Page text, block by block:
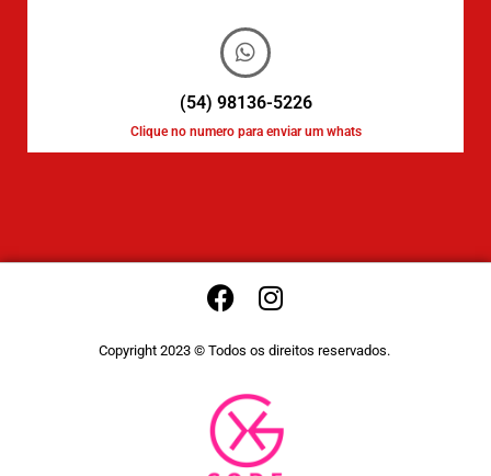
(54) 98136-5226
Clique no numero para enviar um whats
Copyright 2023 © Todos os direitos reservados.